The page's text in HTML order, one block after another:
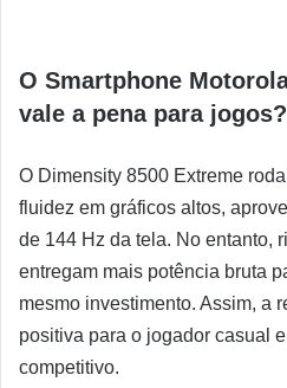
O Smartphone
vale a pena para jogos?
O Dimensity 8500 Extreme
fluidez em gráficos altos,
de 144 Hz da tela. No entanto,
entregam mais potência bruta
mesmo investimento. Assim, a
positiva para o jogador casual
competitivo.